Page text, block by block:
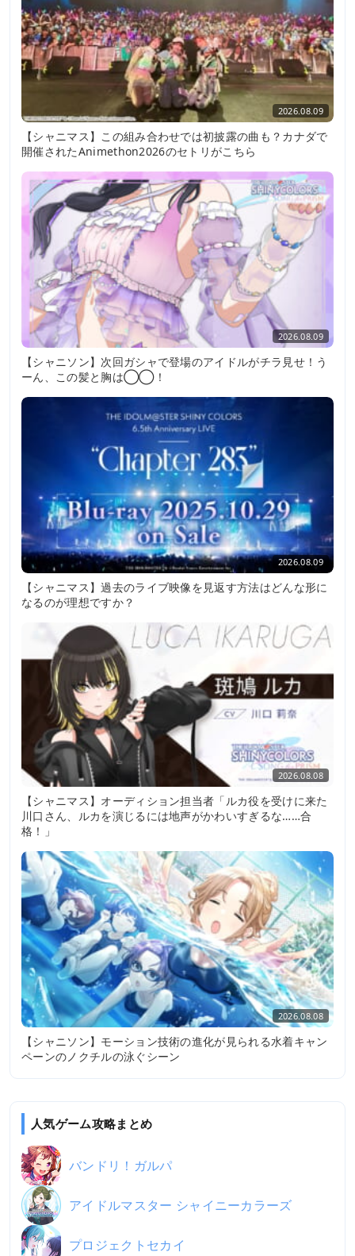
2026.08.09
【シャニマス】この組み合わせでは初披露の曲も？カナダで
開催されたAnimethon2026のセトリがこちら
2026.08.09
【シャニソン】次回ガシャで登場のアイドルがチラ見せ！う
ーん、この髪と胸は◯◯！
2026.08.09
【シャニマス】過去のライブ映像を見返す方法はどんな形に
なるのが理想ですか？
2026.08.08
【シャニマス】オーディション担当者「ルカ役を受けに来た
川口さん、ルカを演じるには地声がかわいすぎるな……合
格！」
2026.08.08
【シャニソン】モーション技術の進化が見られる水着キャン
ペーンのノクチルの泳ぐシーン
人気ゲーム攻略まとめ
バンドリ！ガルパ
アイドルマスター シャイニーカラーズ
プロジェクトセカイ